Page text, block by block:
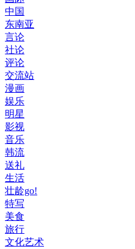
中国
东南亚
言论
社论
评论
交流站
漫画
娱乐
明星
影视
音乐
韩流
送礼
生活
壮龄go!
特写
美食
旅行
文化艺术